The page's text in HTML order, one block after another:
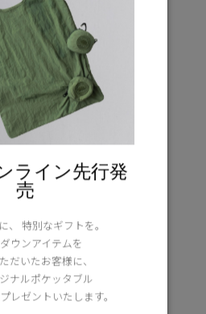
ベーシッ
ク)
/ -20°C
ー使いに適した保温
プルなデザイン
ライン先行発
売
、 特別なギフトを。
ウンアイテムを
だいたお客様に、
ナルポケッタブル
レゼントいたします。